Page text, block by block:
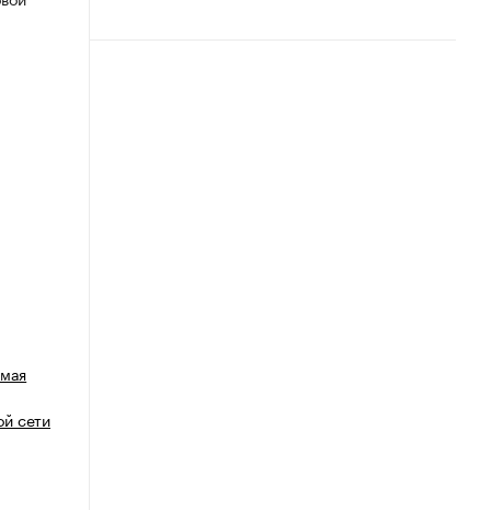
сети